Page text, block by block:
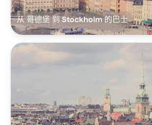
从 哥德堡 到 Stockholm 的巴士